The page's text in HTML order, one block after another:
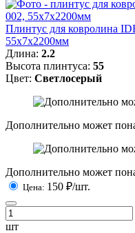
Плинтус для ковролина
55x7x2200мм
Длина: 2.2
Высота плинтуса: 55
Цвет: Светлосерый
Дополнительно может
Дополнительно может
Цена: 150 ₽/шт.
шт